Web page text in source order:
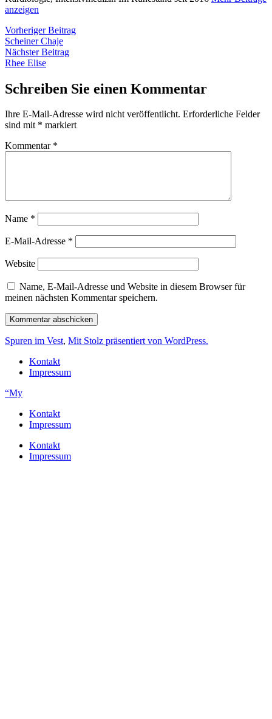
anzeigen
Beitragsnavigation
Vorheriger BeitragVorheriger
Scheiner Chaje
Nächster BeitragNächster
Rhee Elise
Schreiben Sie einen Kommentar
Ihre E-Mail-Adresse wird nicht veröffentlicht. Erforderliche Felder
sind mit * markiert
Kommentar *
Name *
E-Mail-Adresse *
Website
Name, E-Mail-Adresse und Website in diesem Browser für
meinen nächsten Kommentar speichern.
Spuren im Vest, Mit Stolz präsentiert von WordPress.
Kontakt
Impressum
“My
Kontakt
Impressum
Kontakt
Impressum